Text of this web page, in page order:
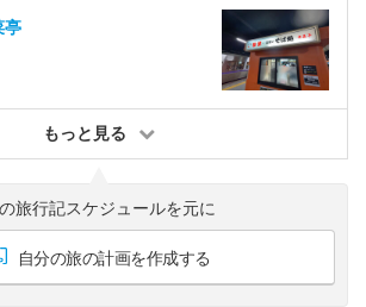
亭
もっと見る
旅行記スケジュールを元に
自分の旅の計画を作成する